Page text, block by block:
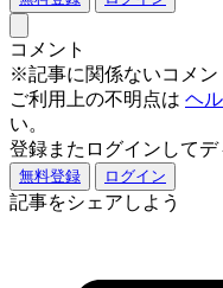
コメント
※記事に関係ないコメン
ご利用上の不明点は ヘ
い。
登録またログインして
無料登録 ログイン
記事をシェアしよう